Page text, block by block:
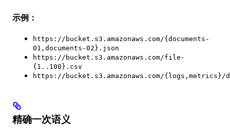
示例：
https://bucket.s3.amazonaws.com/{documents-
01,documents-02}.json
https://bucket.s3.amazonaws.com/file-
{1..100}.csv
https://bucket.s3.amazonaws.com/{logs,metrics}/
精确一次语义